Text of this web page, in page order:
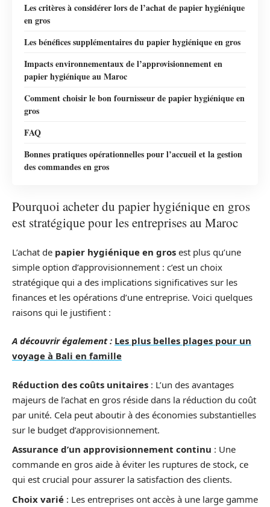
Les critères à considérer lors de l’achat de papier hygiénique
en gros
Les bénéfices supplémentaires du papier hygiénique en gros
Impacts environnementaux de l’approvisionnement en
papier hygiénique au Maroc
Comment choisir le bon fournisseur de papier hygiénique en
gros
FAQ
Bonnes pratiques opérationnelles pour l’accueil et la gestion
des commandes en gros
Pourquoi acheter du papier hygiénique en gros
est stratégique pour les entreprises au Maroc
L’achat de papier hygiénique en gros est plus qu’une
simple option d’approvisionnement : c’est un choix
stratégique qui a des implications significatives sur les
finances et les opérations d’une entreprise. Voici quelques
raisons qui le justifient :
A découvrir également : Les plus belles plages pour un
voyage à Bali en famille
Réduction des coûts unitaires : L’un des avantages
majeurs de l’achat en gros réside dans la réduction du coût
par unité. Cela peut aboutir à des économies substantielles
sur le budget d’approvisionnement.
Assurance d’un approvisionnement continu : Une
commande en gros aide à éviter les ruptures de stock, ce
qui est crucial pour assurer la satisfaction des clients.
Choix varié : Les entreprises ont accès à une large gamme